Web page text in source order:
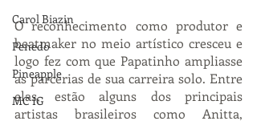
Carol Biazin
Penedo
Pineapple
MC IG
O reconhecimento como produtor e
beatmaker no meio artístico cresceu e
logo fez com que Papatinho ampliasse
as parcerias de sua carreira solo. Entre
elas, estão alguns dos principais
artistas brasileiros como Anitta,